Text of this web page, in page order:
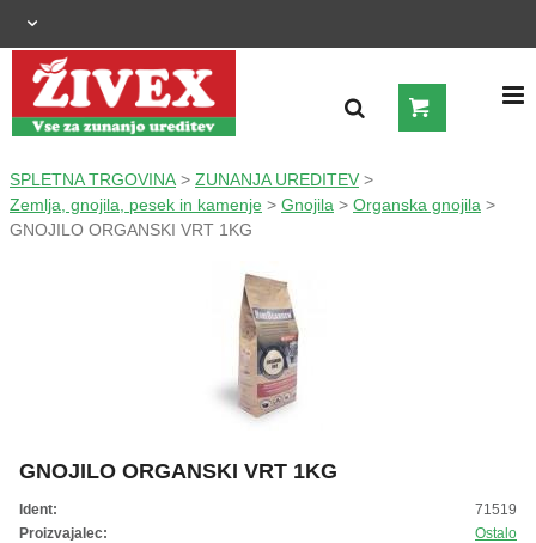
OGRAJNI SISTEMI
ZUNANJA UREDITEV
OGREVANJE IN HLAJENJE
SPLETNA TRGOVINA > ZUNANJA UREDITEV >
Zemlja, gnojila, pesek in kamenje > Gnojila > Organska gnojila >
GNOJILO ORGANSKI VRT 1KG
GNOJILO ORGANSKI VRT 1KG
Ident:
71519
Proizvajalec:
Ostalo